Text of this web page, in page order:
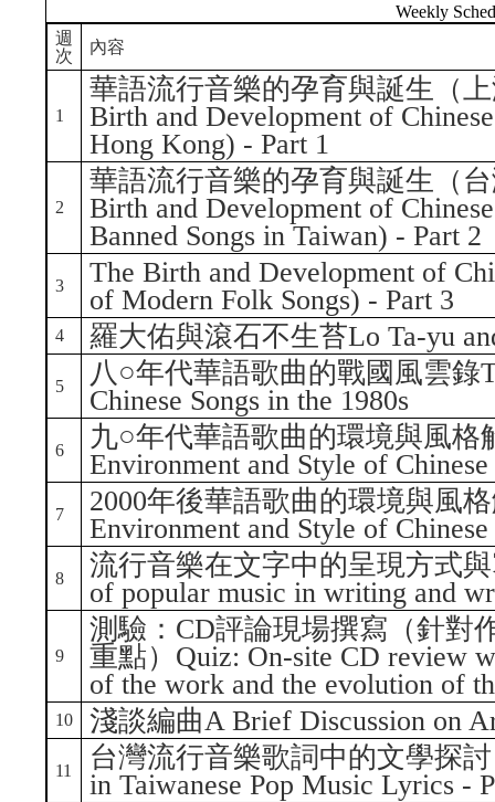
Weekly
週
次
內容
1
華語流行音樂的孕育與誕生（
Birth and Development of
Hong Kong) - Part 1
2
華語流行音樂的孕育與誕生（
Birth and Development of
Banned Songs in Taiwan) - Part 2
3
The Birth and Development of
of Modern Folk Songs) - Part 3
4 羅大佑與滾石不生苔Lo Ta-yu
5
八○年代華語歌曲的戰國風雲錄
Chinese Songs in the 1980s
6
九○年代華語歌曲的環境與風格
Environment and Style of
7
2000年後華語歌曲的環境與風
Environment and Style of
8
流行音樂在文字中的呈現方式與
of popular music in writing and
9
測驗：CD評論現場撰寫（針對
重點）Quiz: On-site CD review
of the work and the evolution of
10 淺談編曲A Brief Discussion on
11
台灣流行音樂歌詞中的文學探
in Taiwanese Pop Music Lyrics -